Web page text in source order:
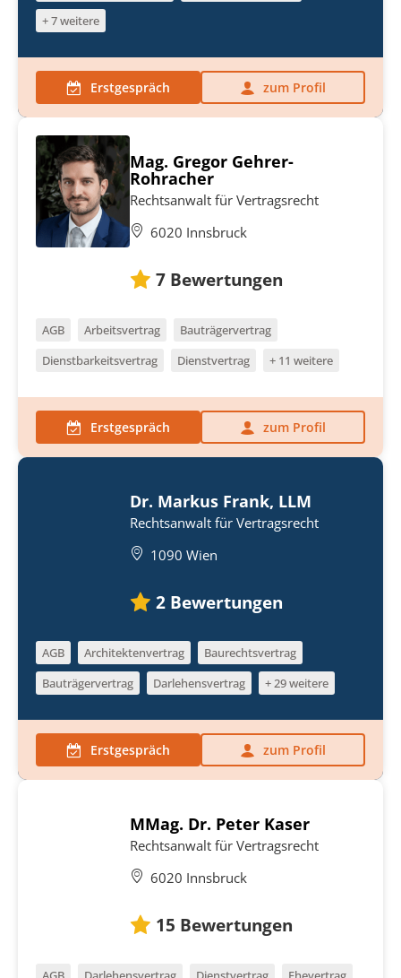
+ 7 weitere
Erstgespräch zum Profil
Mag. Gregor Gehrer-
Rohracher
Rechtsanwalt für Vertragsrecht
6020 Innsbruck
7 Bewertungen
AGB Arbeitsvertrag
Bauträgervertrag
Dienstbarkeitsvertrag
Dienstvertrag + 11 weitere
Erstgespräch zum Profil
Dr. Markus Frank, LLM
Rechtsanwalt für Vertragsrecht
1090 Wien
2 Bewertungen
AGB Architektenvertrag
Baurechtsvertrag
Bauträgervertrag
Darlehensvertrag + 29 weitere
Erstgespräch zum Profil
MMag. Dr. Peter Kaser
Rechtsanwalt für Vertragsrecht
6020 Innsbruck
15 Bewertungen